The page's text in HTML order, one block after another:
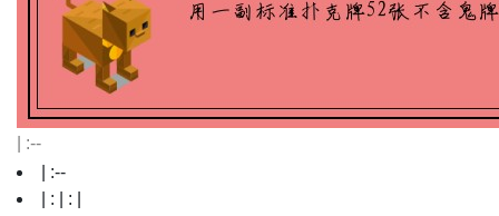
| :--
| :--
| : | : |